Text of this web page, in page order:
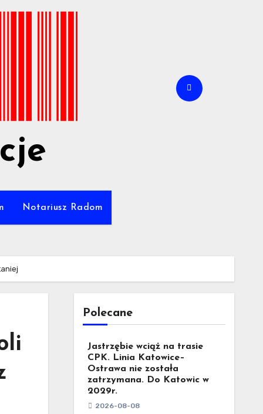
Notariusz Radom
Polecane
Jastrzębie wciąż na trasie
CPK. Linia Katowice–
Ostrawa nie została
zatrzymana. Do Katowic w
2029r.
2026-08-08